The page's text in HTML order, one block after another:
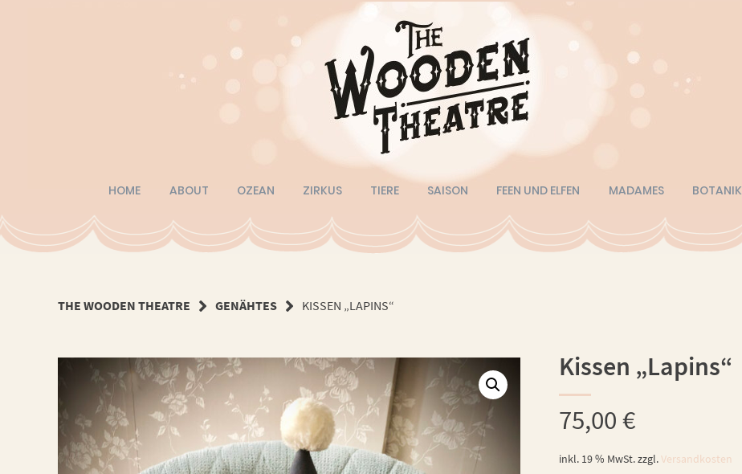
HOME ABOUT OZEAN ZIRKUS TIERE SAISON FEEN UND ELFEN MADAMES BOTANIK
THE WOODEN THEATRE GENÄHTES KISSEN „LAPINS“
Kissen „Lapins“
75,00€
inkl. 19 % MwSt.zzgl.Versandkosten